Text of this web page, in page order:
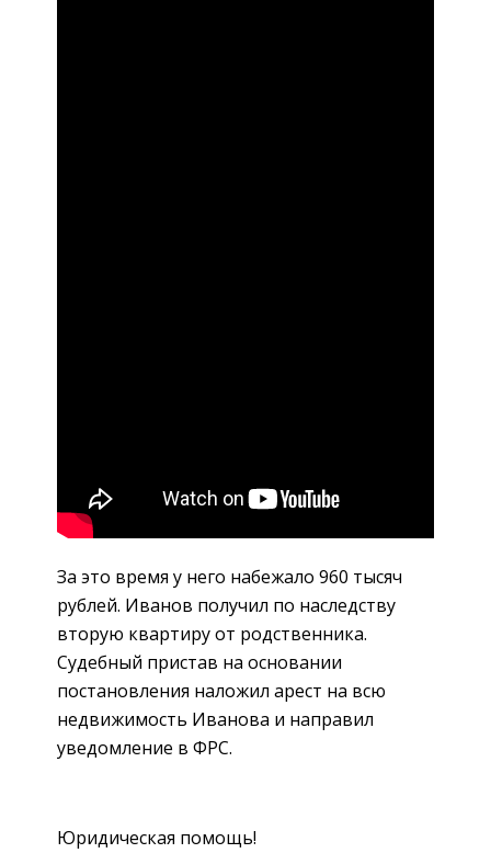
За это время у него набежало 960 тысяч
рублей. Иванов получил по наследству
вторую квартиру от родственника.
Судебный пристав на основании
постановления наложил арест на всю
недвижимость Иванова и направил
уведомление в ФРС.
Юридическая помощь!